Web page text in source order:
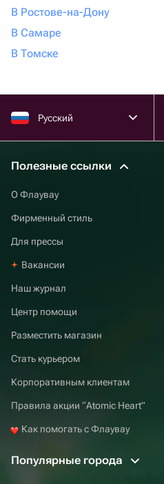
В Ростове-на-Дону
В Самаре
В Томске
Русский
Полезные ссылки
О Флаувау
Фирменный стиль
Для прессы
Вакансии
Наш журнал
Центр помощи
Разместить магазин
Стать курьером
Корпоративным клиентам
Правила акции “Atomic Heart”
Как помогать с Флаувау
Популярные города